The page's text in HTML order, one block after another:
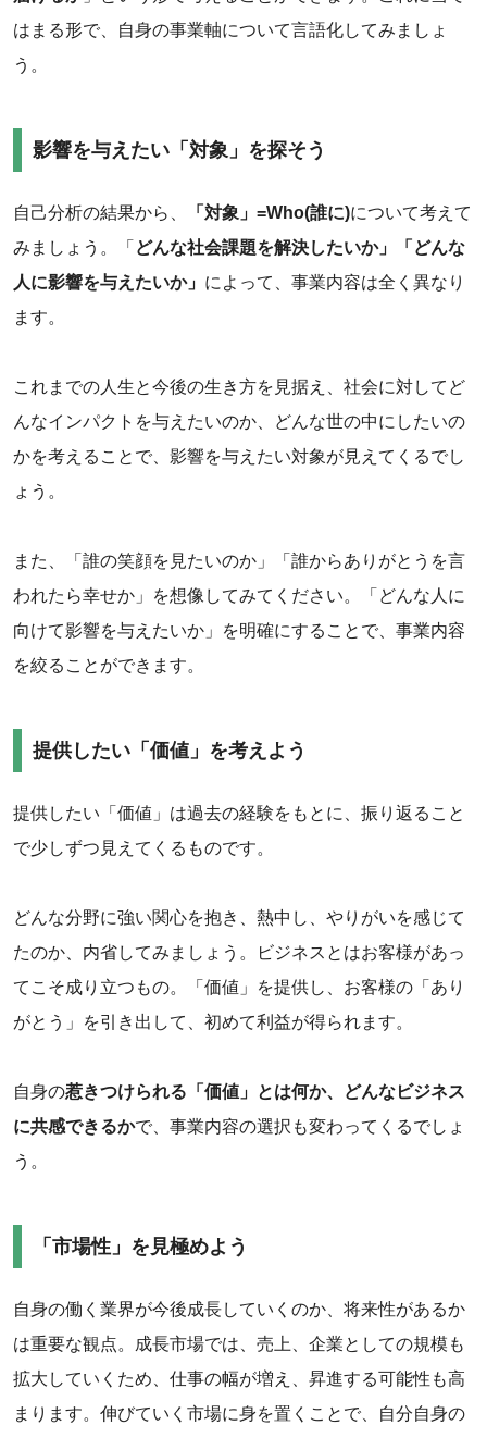
はまる形で、自身の事業軸について言語化してみましょ
う。
‌影響を与えたい「対象」を探そう
自己分析の結果から、‌ 「対象」=Who(誰に)について考えて
みましょう。「 どんな社会課題を解決したいか」「どんな
人に影響を与えたいか」 によって、事業内容は全く異なり
ます。
‌これまでの人生と今後の生き方を見据え、社会に対してど
んなインパクトを与えたいのか、どんな世の中にしたいの
かを考えることで、影響を与えたい対象が見えてくるでし
ょう。
‌また、「誰の笑顔を見たいのか」「誰からありがとうを言
われたら幸せか」を想像してみてください。「どんな人に
向けて影響を与えたいか」を明確にすることで、事業内容
を絞ることができます。
‌提供したい「価値」を考えよう
‌‌提供したい「価値」は過去の経験をもとに、振り返ること
で少しずつ見えてくるものです。
‌どんな分野に強い関心を抱き、熱中し、やりがいを感じて
たのか、内省してみましょう。ビジネスとはお客様があっ
てこそ成り立つもの。「価値」を提供し、お客様の「あり
がとう」を引き出して、初めて利益が得られます。
‌自身の惹きつけられる「価値」とは何か、どんなビジネス
に共感できるかで、事業内容の選択も変わってくるでしょ
う。
「市場性」を見極めよう
自身の働く業界が今後成長していくのか、将来性があるか
は重要な観点。成長市場では、売上、企業としての規模も
拡大していくため、仕事の幅が増え、昇進する可能性も高
まります。伸びていく市場に身を置くことで、自分自身の